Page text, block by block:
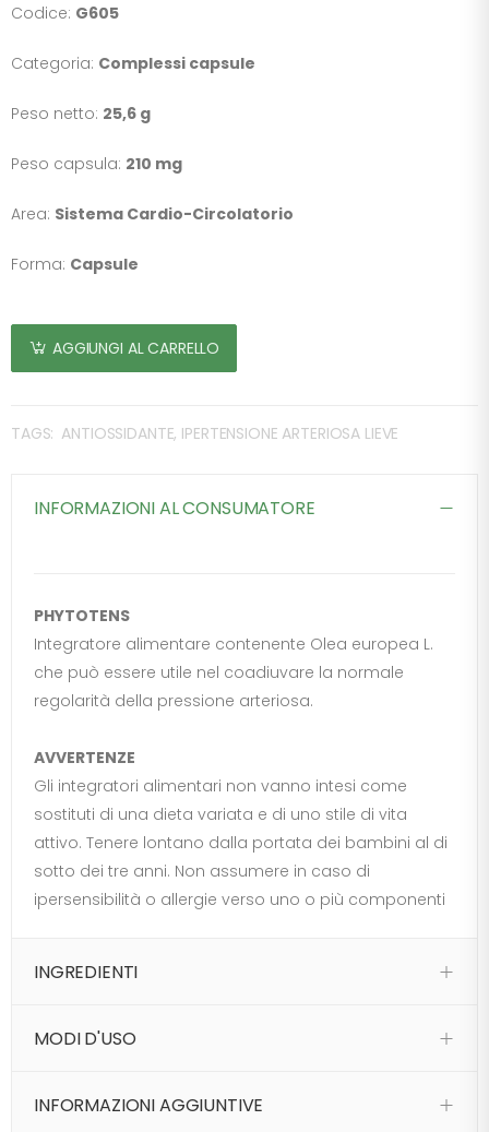
Codice: G605
Categoria: Complessi capsule
Peso netto: 25,6 g
Peso capsula: 210 mg
Area: Sistema Cardio-Circolatorio
Forma: Capsule
AGGIUNGI AL CARRELLO
TAGS: ANTIOSSIDANTE, IPERTENSIONE ARTERIOSA LIEVE
INFORMAZIONI AL CONSUMATORE
PHYTOTENS
Integratore alimentare contenente Olea europea L.
che può essere utile nel coadiuvare la normale
regolarità della pressione arteriosa.
AVVERTENZE
Gli integratori alimentari non vanno intesi come
sostituti di una dieta variata e di uno stile di vita
attivo. Tenere lontano dalla portata dei bambini al di
sotto dei tre anni. Non assumere in caso di
ipersensibilità o allergie verso uno o più componenti
INGREDIENTI
MODI D'USO
INFORMAZIONI AGGIUNTIVE